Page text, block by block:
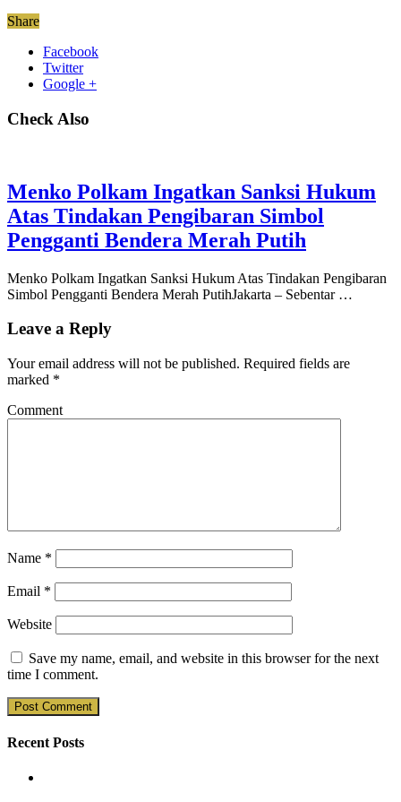
Share
Facebook
Twitter
Google +
Check Also
Menko Polkam Ingatkan Sanksi Hukum
Atas Tindakan Pengibaran Simbol
Pengganti Bendera Merah Putih
Menko Polkam Ingatkan Sanksi Hukum Atas Tindakan Pengibaran
Simbol Pengganti Bendera Merah PutihJakarta – Sebentar …
Leave a Reply
Your email address will not be published. Required fields are
marked *
Comment
Name *
Email *
Website
Save my name, email, and website in this browser for the next
time I comment.
Recent Posts